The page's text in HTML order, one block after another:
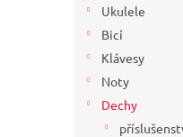
Ukulele
Bicí
Klávesy
Noty
Dechy